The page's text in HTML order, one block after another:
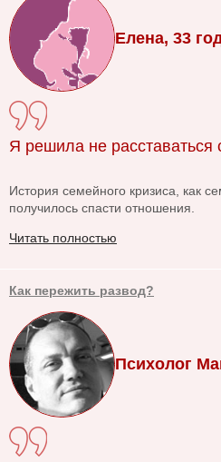
Елена, 33
Я решила не расставаться
История семейного кризиса, как
получилось спасти отношения.
Читать полностью
Как пережить развод?
Психолог